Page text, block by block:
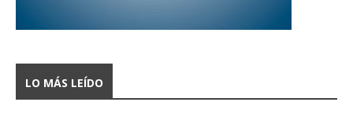
LO MÁS LEÍDO